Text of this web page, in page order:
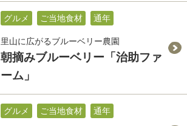
グルメ ご当地食材 通年
里山に広がるブルーベリー農園
朝摘みブルーベリー「治助ファ
ーム」
グルメ ご当地食材 通年